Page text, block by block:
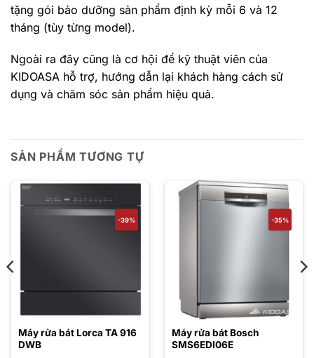
tặng gói bảo dưỡng sản phẩm định kỳ mỗi 6 và 12
tháng (tùy từng model).
Ngoài ra đây cũng là cơ hội để kỹ thuật viên của
KIDOASA hỗ trợ, hướng dẫn lại khách hàng cách sử
dụng và chăm sóc sản phẩm hiệu quả.
SẢN PHẨM TƯƠNG TỰ
-39%
Máy rửa bát Lorca TA 916
DWB
-35%
Máy rửa bát Bosch
SMS6EDI06E